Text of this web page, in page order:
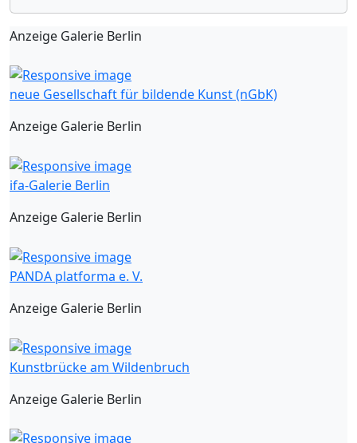
Anzeige Galerie Berlin
neue Gesellschaft für bildende Kunst (nGbK)
Anzeige Galerie Berlin
ifa-Galerie Berlin
Anzeige Galerie Berlin
PANDA platforma e. V.
Anzeige Galerie Berlin
Kunstbrücke am Wildenbruch
Anzeige Galerie Berlin